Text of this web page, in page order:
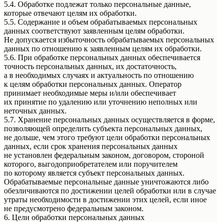
5.4. Обработке подлежат только персональные данные,
которые отвечают целям их обработки.
5.5. Содержание и объем обрабатываемых персональных
данных соответствуют заявленным целям обработки.
Не допускается избыточность обрабатываемых персональных
данных по отношению к заявленным целям их обработки.
5.6. При обработке персональных данных обеспечивается
точность персональных данных, их достаточность,
а в необходимых случаях и актуальность по отношению
к целям обработки персональных данных. Оператор
принимает необходимые меры и/или обеспечивает
их принятие по удалению или уточнению неполных или
неточных данных.
5.7. Хранение персональных данных осуществляется в форме,
позволяющей определить субъекта персональных данных,
не дольше, чем этого требуют цели обработки персональных
данных, если срок хранения персональных данных
не установлен федеральным законом, договором, стороной
которого, выгодоприобретателем или поручителем
по которому является субъект персональных данных.
Обрабатываемые персональные данные уничтожаются либо
обезличиваются по достижении целей обработки или в случае
утраты необходимости в достижении этих целей, если иное
не предусмотрено федеральным законом.
6. Цели обработки персональных данных